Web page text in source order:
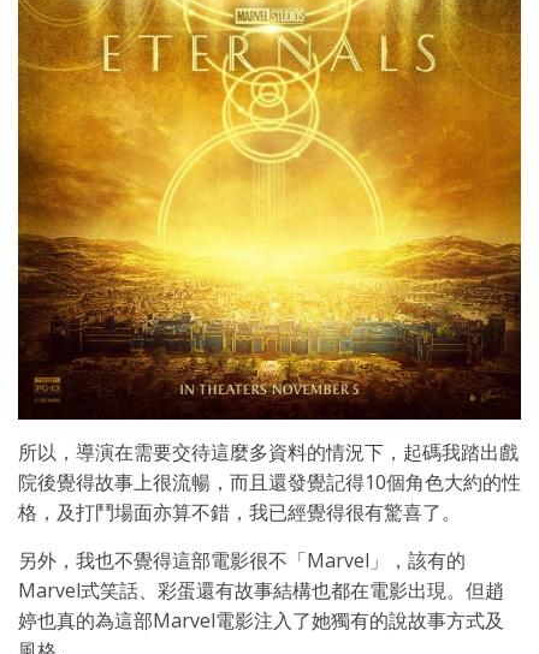
所以，導演在需要交待這麼多資料的情況下，起碼我踏出戲
院後覺得故事上很流暢，而且還發覺記得10個角色大約的性
格，及打鬥場面亦算不錯，我已經覺得很有驚喜了。
另外，我也不覺得這部電影很不「Marvel」，該有的
Marvel式笑話、彩蛋還有故事結構也都在電影出現。但趙
婷也真的為這部Marvel電影注入了她獨有的說故事方式及